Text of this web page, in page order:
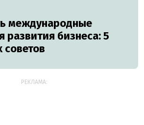
международные
развития бизнеса: 5
советов
РЕКЛАМА: